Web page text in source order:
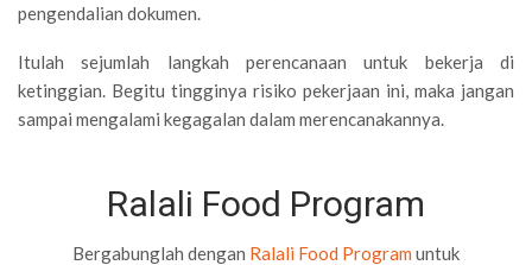
pengendalian dokumen.
Itulah sejumlah langkah perencanaan untuk bekerja di
ketinggian. Begitu tingginya risiko pekerjaan ini, maka jangan
sampai mengalami kegagalan dalam merencanakannya.
Ralali Food Program
Bergabunglah dengan Ralali Food Program untuk